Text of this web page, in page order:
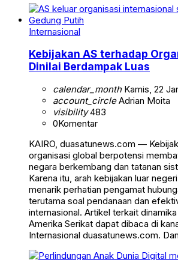
Internasional
Kebijakan AS terhadap
Dinilai Berdampak Luas
calendar_monthKamis, 22
account_circleAdrian Moita
visibility483
0Komentar
KAIRO, duasatunews.com —
organisasi global berpotensi
negara berkembang dan tatanan
Karena itu, arah kebijakan luar
menarik perhatian pengamat
terutama soal pendanaan dan
internasional. Artikel terkait
Amerika Serikat dapat dibaca di
Internasional duasatunews.com.